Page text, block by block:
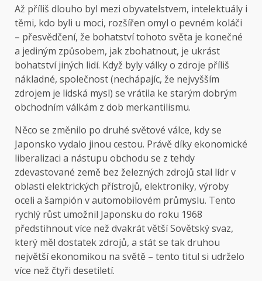
Až příliš dlouho byl mezi obyvatelstvem, intelektuály i
těmi, kdo byli u moci, rozšířen omyl o pevném koláči
– přesvědčení, že bohatství tohoto světa je konečné
a jediným způsobem, jak zbohatnout, je ukrást
bohatství jiných lidí. Když byly války o zdroje příliš
nákladné, společnost (nechápajíc, že nejvyšším
zdrojem je lidská mysl) se vrátila ke starým dobrým
obchodním válkám z dob merkantilismu.
Něco se změnilo po druhé světové válce, kdy se
Japonsko vydalo jinou cestou. Právě díky ekonomické
liberalizaci a nástupu obchodu se z tehdy
zdevastované země bez železných zdrojů stal lídr v
oblasti elektrických přístrojů, elektroniky, výroby
oceli a šampión v automobilovém průmyslu. Tento
rychlý růst umožnil Japonsku do roku 1968
předstihnout více než dvakrát větší Sovětský svaz,
který měl dostatek zdrojů, a stát se tak druhou
největší ekonomikou na světě – tento titul si udrželo
více než čtyři desetiletí.